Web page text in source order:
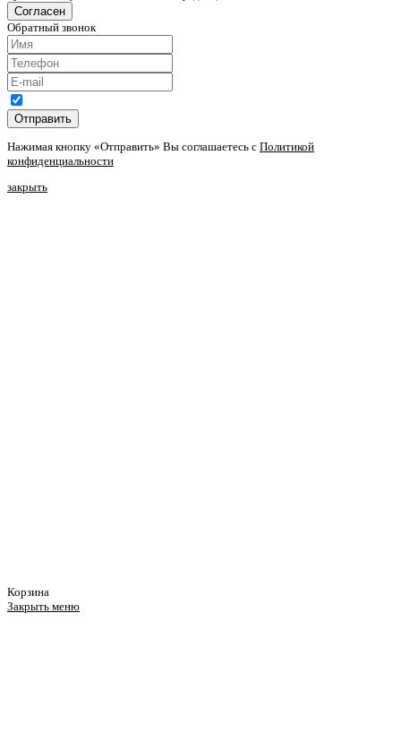
Согласен
Обратный звонок
Отправить
Нажимая кнопку «Отправить» Вы соглашаетесь с Политикой
конфиденциальности
закрыть
Корзина
Закрыть меню